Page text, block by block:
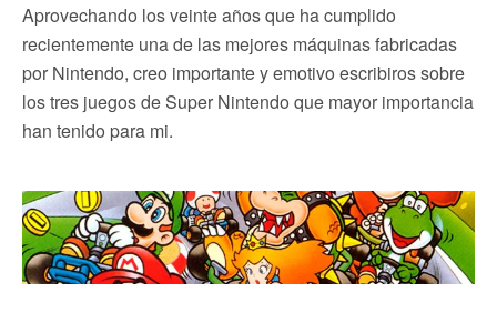
Aprovechando los veinte años que ha cumplido
recientemente una de las mejores máquinas fabricadas
por Nintendo, creo importante y emotivo escribiros sobre
los tres juegos de Super Nintendo que mayor importancia
han tenido para mi.